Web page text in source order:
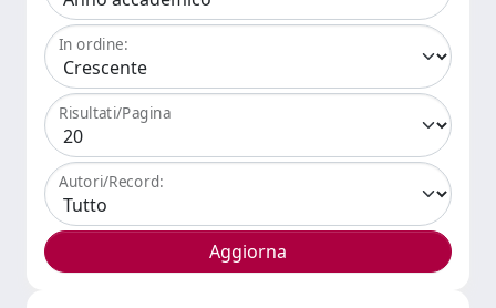
In ordine:
Risultati/Pagina
Autori/Record: